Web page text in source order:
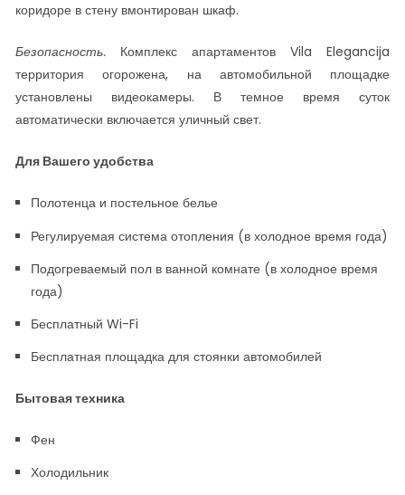
коридоре в стену вмонтирован шкаф.
Безопасность. Комплекс апартаментов Vila Elegancija
территория огорожена, на автомобильной площадке
установлены видеокамеры. В темное время суток
автоматически включается уличный свет.
Для Вашего удобства
Полотенца и постельное белье
Регулируемая система отопления (в холодное время года)
Подогреваемый пол в ванной комнате (в холодное время
года)
Бесплатный Wi-Fi
Бесплатная площадка для стоянки автомобилей
Бытовая техника
Фен
Холодильник